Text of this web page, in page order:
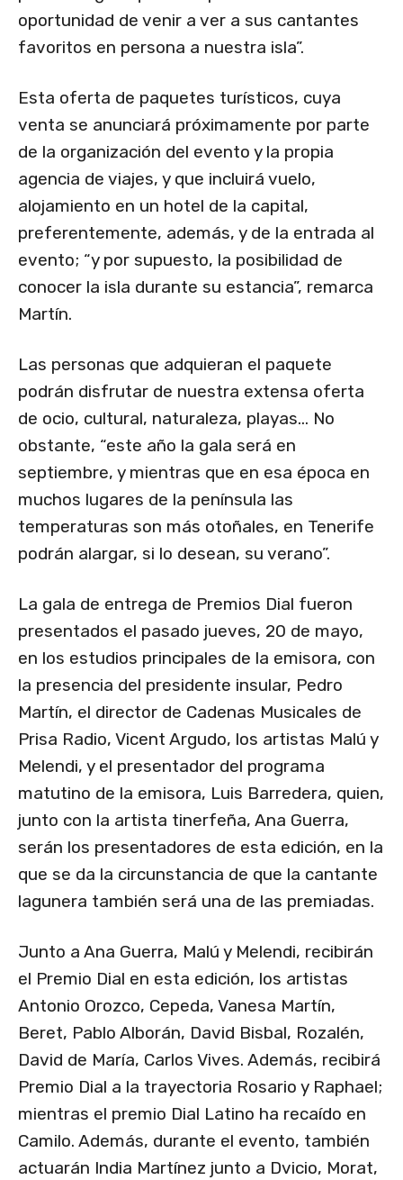
oportunidad de venir a ver a sus cantantes
favoritos en persona a nuestra isla”.
Esta oferta de paquetes turísticos, cuya
venta se anunciará próximamente por parte
de la organización del evento y la propia
agencia de viajes, y que incluirá vuelo,
alojamiento en un hotel de la capital,
preferentemente, además, y de la entrada al
evento; “y por supuesto, la posibilidad de
conocer la isla durante su estancia”, remarca
Martín.
Las personas que adquieran el paquete
podrán disfrutar de nuestra extensa oferta
de ocio, cultural, naturaleza, playas… No
obstante, “este año la gala será en
septiembre, y mientras que en esa época en
muchos lugares de la península las
temperaturas son más otoñales, en Tenerife
podrán alargar, si lo desean, su verano”.
La gala de entrega de Premios Dial fueron
presentados el pasado jueves, 20 de mayo,
en los estudios principales de la emisora, con
la presencia del presidente insular, Pedro
Martín, el director de Cadenas Musicales de
Prisa Radio, Vicent Argudo, los artistas Malú y
Melendi, y el presentador del programa
matutino de la emisora, Luis Barredera, quien,
junto con la artista tinerfeña, Ana Guerra,
serán los presentadores de esta edición, en la
que se da la circunstancia de que la cantante
lagunera también será una de las premiadas.
Junto a Ana Guerra, Malú y Melendi, recibirán
el Premio Dial en esta edición, los artistas
Antonio Orozco, Cepeda, Vanesa Martín,
Beret, Pablo Alborán, David Bisbal, Rozalén,
David de María, Carlos Vives. Además, recibirá
Premio Dial a la trayectoria Rosario y Raphael;
mientras el premio Dial Latino ha recaído en
Camilo. Además, durante el evento, también
actuarán India Martínez junto a Dvicio, Morat,